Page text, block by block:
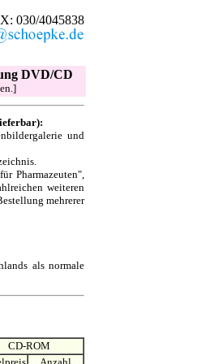
030/4045838
DVD/CD
und
Pharmazeuten",
weiteren
mehrerer
als normale
CD-ROM